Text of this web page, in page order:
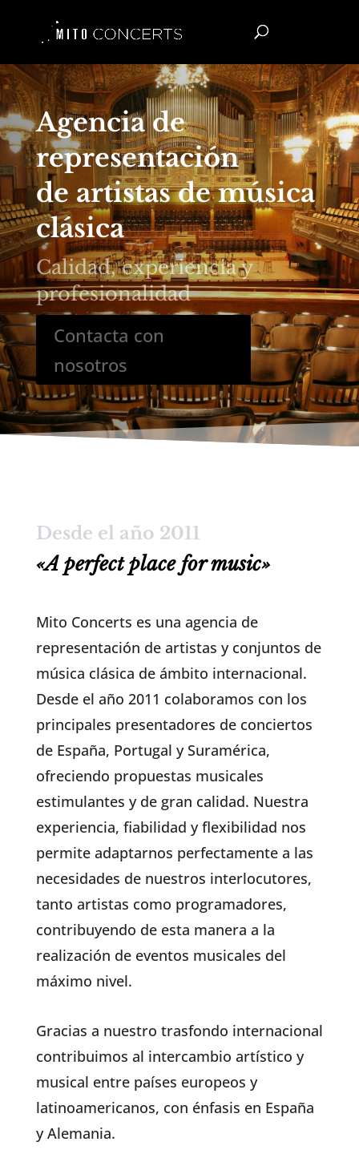
Agencia de
representación
de artistas de música
clásica
Calidad, experiencia y
profesionalidad
Contacta con
nosotros
Desde el año 2011
«A perfect place for music»
Mito Concerts es una agencia de
representación de artistas y conjuntos de
música clásica de ámbito internacional.
Desde el año 2011 colaboramos con los
principales presentadores de conciertos
de España, Portugal y Suramérica,
ofreciendo propuestas musicales
estimulantes y de gran calidad. Nuestra
experiencia, fiabilidad y flexibilidad nos
permite adaptarnos perfectamente a las
necesidades de nuestros interlocutores,
tanto artistas como programadores,
contribuyendo de esta manera a la
realización de eventos musicales del
máximo nivel.
Gracias a nuestro trasfondo internacional
contribuimos al intercambio artístico y
musical entre países europeos y
latinoamericanos, con énfasis en España
y Alemania.